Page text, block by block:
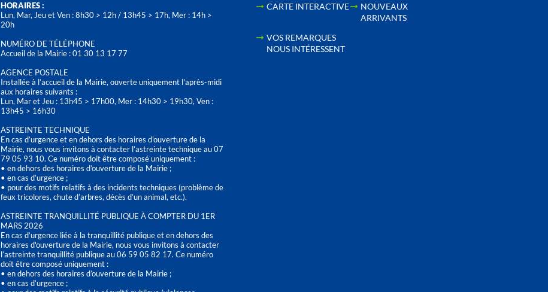
HORAIRES :
Lun, Mar, Jeu et Ven : 8h30 > 12h / 13h45 > 17h, Mer : 14h >
20h
NUMÉRO DE TÉLÉPHONE
Accueil de la Mairie : 01 30 13 17 77
AGENCE POSTALE
Installée à l’accueil de la Mairie, ouverte uniquement l'après-midi
aux horaires suivants :
Lun, Mar et Jeu : 13h45 > 17h00, Mer : 14h30 > 19h30, Ven :
13h45 > 16h30
ASTREINTE TECHNIQUE
En cas d’urgence et en dehors des horaires d'ouverture de la
Mairie, nous vous invitons à contacter l’astreinte technique au 07
79 05 93 10. Ce numéro doit être composé uniquement :
• en dehors des horaires d’ouverture de la Mairie ;
• en cas d’urgence ;
• pour des motifs relatifs à des incidents techniques (problème de
feux tricolores, chute d’arbres, décès d’un animal, etc.).
ASTREINTE TRANQUILLITÉ PUBLIQUE À COMPTER DU 1ER
MARS 2026
En cas d’urgence liée à la tranquillité publique et en dehors des
horaires d'ouverture de la Mairie, nous vous invitons à contacter
l’astreinte tranquillité publique au 06 59 05 82 17. Ce numéro
doit être composé uniquement :
• en dehors des horaires d’ouverture de la Mairie ;
• en cas d’urgence ;
CARTE INTERACTIVE
NOUVEAUX
ARRIVANTS
VOS REMARQUES
NOUS INTÉRESSENT